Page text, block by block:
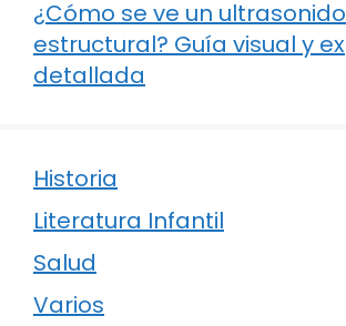
¿Cómo se ve un ultrasonido
estructural? Guía visual y
detallada
Historia
Literatura Infantil
Salud
Varios